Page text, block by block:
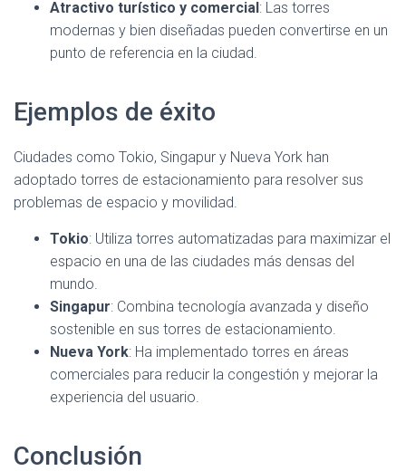
Atractivo turístico y comercial: Las torres
modernas y bien diseñadas pueden convertirse en un
punto de referencia en la ciudad.
Ejemplos de éxito
Ciudades como Tokio, Singapur y Nueva York han
adoptado torres de estacionamiento para resolver sus
problemas de espacio y movilidad.
Tokio: Utiliza torres automatizadas para maximizar el
espacio en una de las ciudades más densas del
mundo.
Singapur: Combina tecnología avanzada y diseño
sostenible en sus torres de estacionamiento.
Nueva York: Ha implementado torres en áreas
comerciales para reducir la congestión y mejorar la
experiencia del usuario.
Conclusión